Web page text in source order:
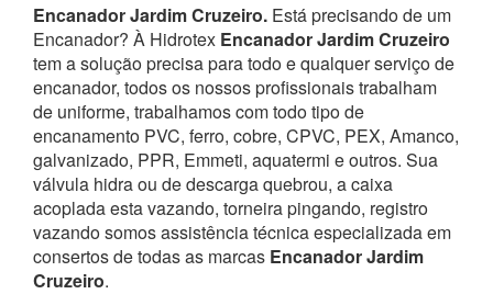
Encanador Jardim Cruzeiro. Está precisando de um
Encanador? À Hidrotex Encanador Jardim Cruzeiro
tem a solução precisa para todo e qualquer serviço de
encanador, todos os nossos profissionais trabalham
de uniforme, trabalhamos com todo tipo de
encanamento PVC, ferro, cobre, CPVC, PEX, Amanco,
galvanizado, PPR, Emmeti, aquatermi e outros. Sua
válvula hidra ou de descarga quebrou, a caixa
acoplada esta vazando, torneira pingando, registro
vazando somos assistência técnica especializada em
consertos de todas as marcas Encanador Jardim
Cruzeiro.